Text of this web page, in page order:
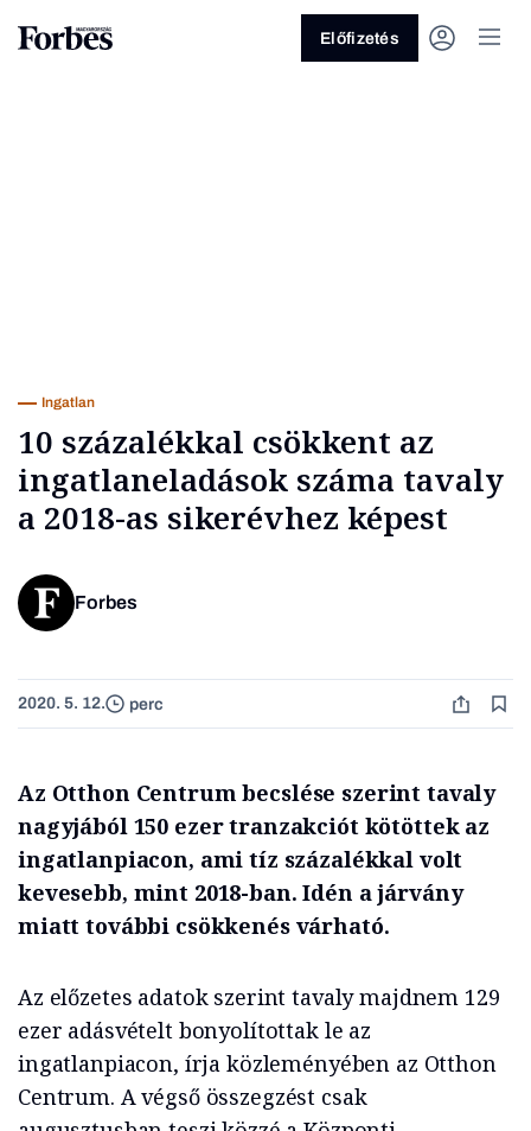
Előfizetés
Ingatlan
10 százalékkal csökkent az
ingatlaneladások száma tavaly
a 2018-as sikerévhez képest
Forbes
2020. 5. 12. perc
Az Otthon Centrum becslése szerint tavaly
nagyjából 150 ezer tranzakciót kötöttek az
ingatlanpiacon, ami tíz százalékkal volt
kevesebb, mint 2018-ban. Idén a járvány
miatt további csökkenés várható.
Az előzetes adatok szerint tavaly majdnem 129
ezer adásvételt bonyolítottak le az
ingatlanpiacon, írja közleményében az Otthon
Centrum. A végső összegzést csak